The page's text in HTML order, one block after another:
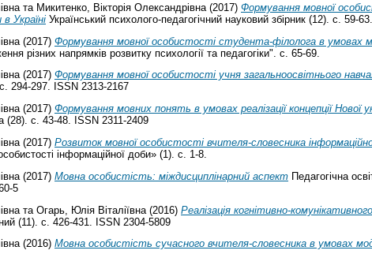
та Микитенко, Вікторія Олександрівна (2017) Формування мовної
Україні Український психолого-педагогічний науковий збірник (12). с. 59-63.
(2017) Формування мовної особистості студента-філолога в умовах
різних напрямків розвитку психології та педагогіки". с. 65-69.
(2017) Формування мовної особистості учня загальноосвітнього
294-297. ISSN 2313-2167
(2017) Формування мовних понять в умовах реалізації концепції Нової
(28). с. 43-48. ISSN 2311-2409
(2017) Розвиток мовної особистості вчителя-словесника
інформаційної доби» (1). с. 1-8.
(2017) Мовна особистість: міждисциплінарний аспект Педагогічна
5
та Огарь, Юлія Віталіївна (2016) Реалізація когнітивно-
(11). с. 426-431. ISSN 2304-5809
(2016) Мовна особистість сучасного вчителя-словесника в умовах